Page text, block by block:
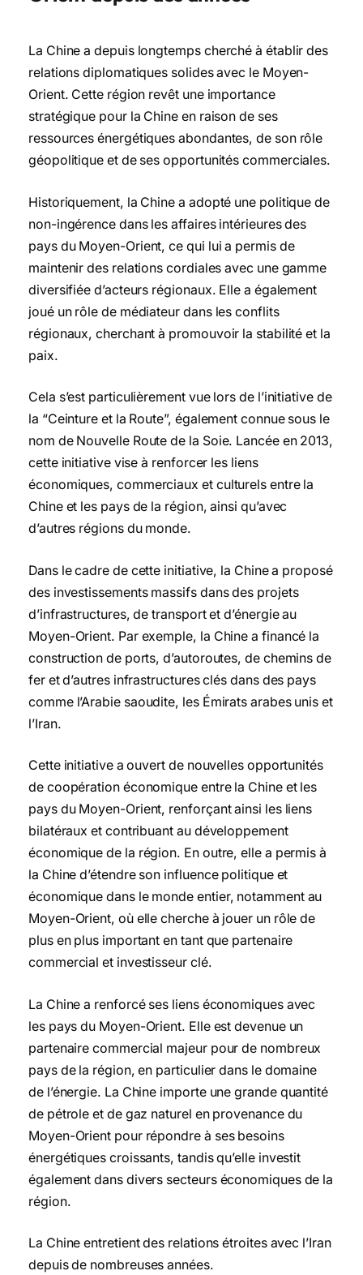
La Chine a depuis longtemps cherché à établir des
relations diplomatiques solides avec le Moyen-
Orient. Cette région revêt une importance
stratégique pour la Chine en raison de ses
ressources énergétiques abondantes, de son rôle
géopolitique et de ses opportunités commerciales.
Historiquement, la Chine a adopté une politique de
non-ingérence dans les affaires intérieures des
pays du Moyen-Orient, ce qui lui a permis de
maintenir des relations cordiales avec une gamme
diversifiée d’acteurs régionaux. Elle a également
joué un rôle de médiateur dans les conflits
régionaux, cherchant à promouvoir la stabilité et la
paix.
Cela s’est particulièrement vue lors de l’initiative de
la “Ceinture et la Route”, également connue sous le
nom de Nouvelle Route de la Soie. Lancée en 2013,
cette initiative vise à renforcer les liens
économiques, commerciaux et culturels entre la
Chine et les pays de la région, ainsi qu’avec
d’autres régions du monde.
Dans le cadre de cette initiative, la Chine a proposé
des investissements massifs dans des projets
d’infrastructures, de transport et d’énergie au
Moyen-Orient. Par exemple, la Chine a financé la
construction de ports, d’autoroutes, de chemins de
fer et d’autres infrastructures clés dans des pays
comme l’Arabie saoudite, les Émirats arabes unis et
l’Iran.
Cette initiative a ouvert de nouvelles opportunités
de coopération économique entre la Chine et les
pays du Moyen-Orient, renforçant ainsi les liens
bilatéraux et contribuant au développement
économique de la région. En outre, elle a permis à
la Chine d’étendre son influence politique et
économique dans le monde entier, notamment au
Moyen-Orient, où elle cherche à jouer un rôle de
plus en plus important en tant que partenaire
commercial et investisseur clé.
La Chine a renforcé ses liens économiques avec
les pays du Moyen-Orient. Elle est devenue un
partenaire commercial majeur pour de nombreux
pays de la région, en particulier dans le domaine
de l’énergie. La Chine importe une grande quantité
de pétrole et de gaz naturel en provenance du
Moyen-Orient pour répondre à ses besoins
énergétiques croissants, tandis qu’elle investit
également dans divers secteurs économiques de la
région.
La Chine entretient des relations étroites avec l’Iran
depuis de nombreuses années.